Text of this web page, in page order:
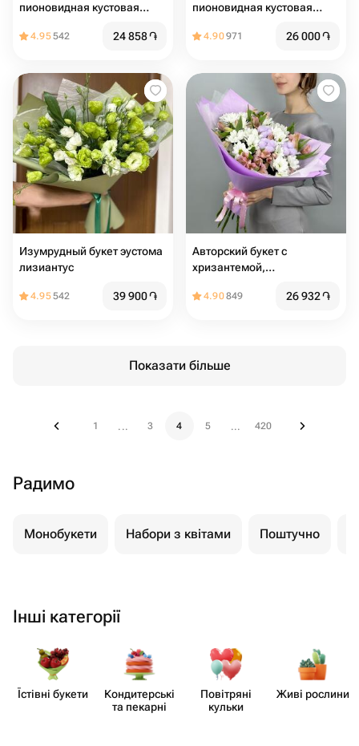
пионовидная кустовая
4.95542 24 858֏
пионовидная кустовая
4.90971 26 000֏
Изумрудный букет эустома
лизиантус
4.95542 39 900֏
Авторский букет с
хризантемой,
4.90849 26 932֏
Показати більше
1 ... 3 4 5 ... 420
Радимо
Монобукети Набори з квітами Поштучно
Інші категорії
Їстівні букети
Кондит​ерські
та пекарні
Повітряні
кульки
Живі рослини